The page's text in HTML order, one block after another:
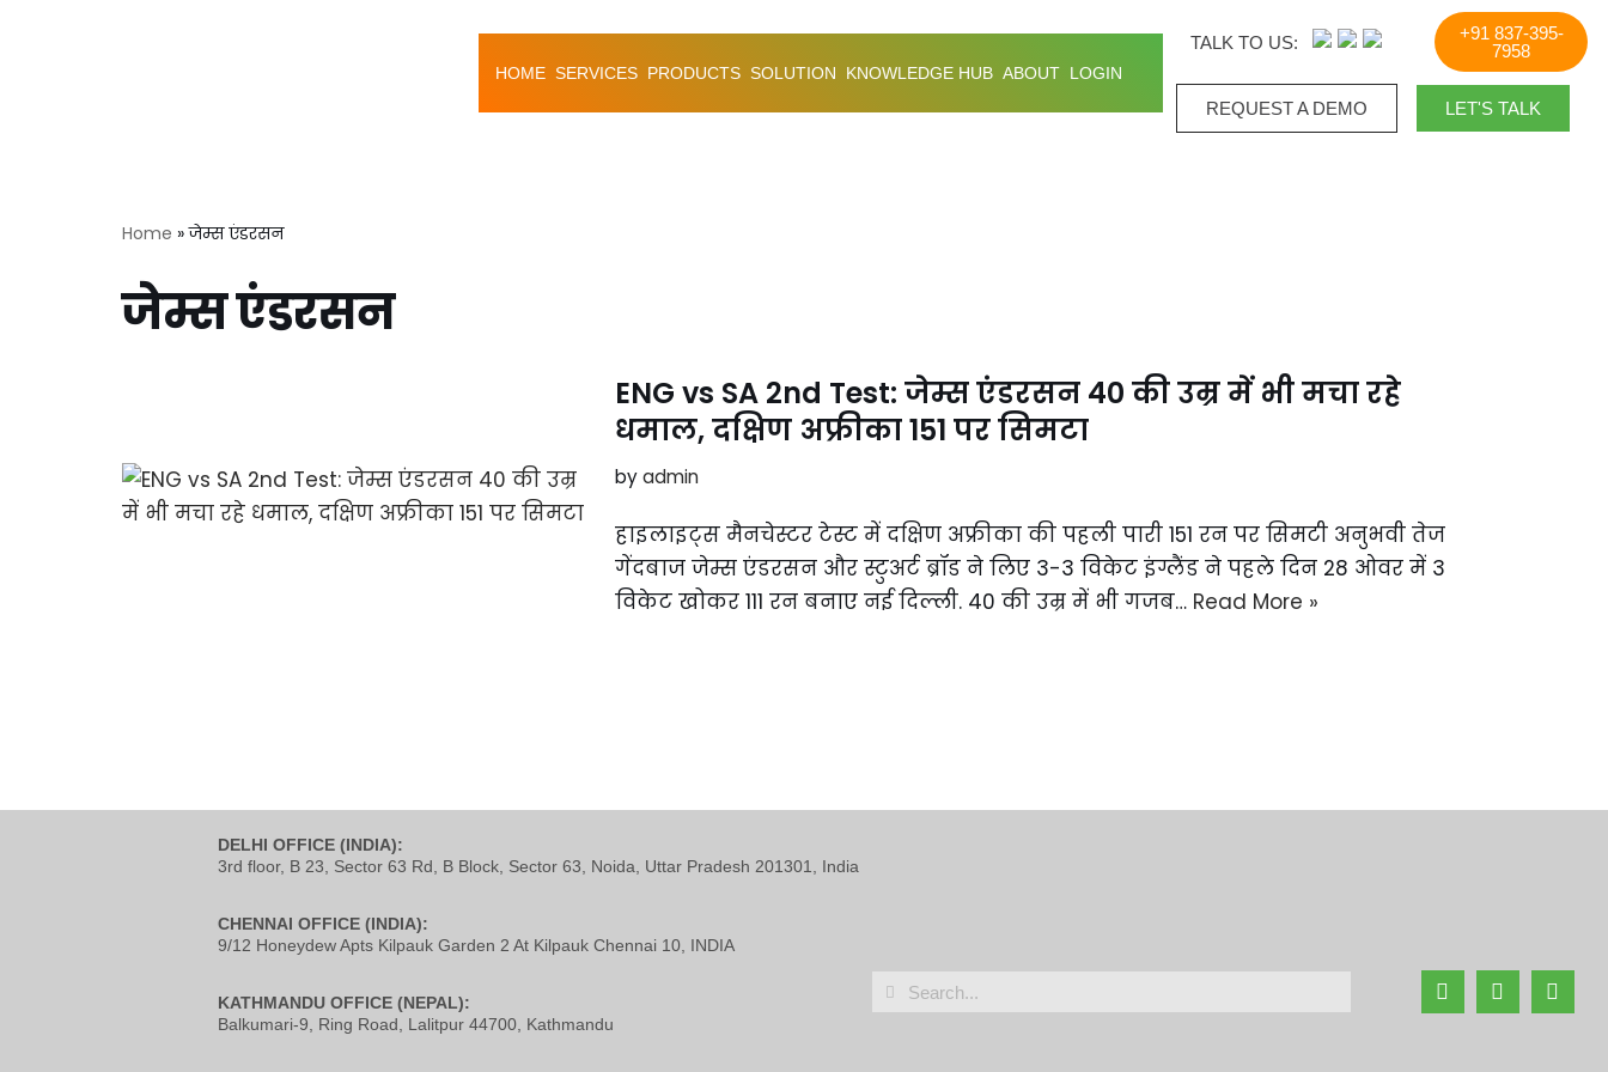
HOME SERVICES PRODUCTS SOLUTION KNOWLEDGE HUB ABOUT LOGIN
TALK TO US:
+91 837-395-
7958
REQUEST A DEMO​ LET'S TALK
Home »जेम्स एंडरसन
जेम्स एंडरसन
ENG vs SA 2nd Test: जेम्स एंडरसन 40 की उम्र में भी मचा रहे
धमाल, दक्षिण अफ्रीका 151 पर सिमटा
byadmin
हाइलाइट्स मैनचेस्टर टेस्ट में दक्षिण अफ्रीका की पहली पारी 151 रन पर सिमटी अनुभवी तेज
गेंदबाज जेम्स एंडरसन और स्टुअर्ट ब्रॉड ने लिए 3-3 विकेट इंग्लैंड ने पहले दिन 28 ओवर में 3
विकेट खोकर 111 रन बनाए नई दिल्ली. 40 की उम्र में भी गजब… Read More »
DELHI OFFICE (INDIA):
3rd floor, B 23, Sector 63 Rd, B Block, Sector 63, Noida, Uttar Pradesh 201301, India
CHENNAI OFFICE (INDIA):
9/12 Honeydew Apts Kilpauk Garden 2 At Kilpauk Chennai 10, INDIA
KATHMANDU OFFICE (NEPAL):
Balkumari-9, Ring Road, Lalitpur 44700, Kathmandu